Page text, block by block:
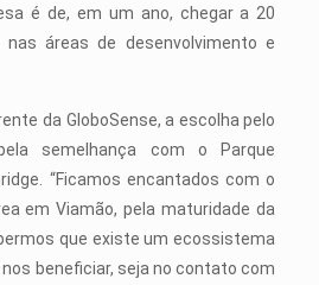
é de, em um ano, chegar a 20
nas áreas de desenvolvimento e
da GloboSense, a escolha pelo
semelhança com o Parque
“Ficamos encantados com o
em Viamão, pela maturidade da
que existe um ecossistema
beneficiar, seja no contato com